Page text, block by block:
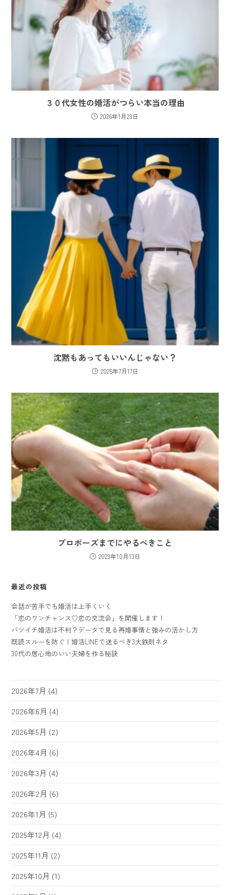
３０代女性の婚活がつらい本当の理由
2026年1月23日
沈黙もあってもいいんじゃない？
2025年7月17日
プロポーズまでにやるべきこと
2023年10月13日
最近の投稿
会話が苦手でも婚活は上手くいく
「恋のワンチャンス♡恋の交流会」を開催します！
バツイチ婚活は不利？データで見る再婚事情と強みの活かし方
既読スルーを防ぐ！婚活LINEで送るべき3大鉄則ネタ
30代の居心地のいい夫婦を作る秘訣
2026年7月 (4)
2026年6月 (4)
2026年5月 (2)
2026年4月 (6)
2026年3月 (4)
2026年2月 (6)
2026年1月 (5)
2025年12月 (4)
2025年11月 (2)
2025年10月 (1)